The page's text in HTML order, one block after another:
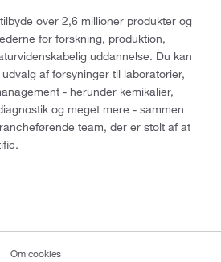
over 2,6 millioner produkter og
for forskning, produktion,
uddannelse. Du kan
af forsyninger til laboratorier,
- herunder kemikalier,
og meget mere - sammen
team, der er stolt af at
Om cookies